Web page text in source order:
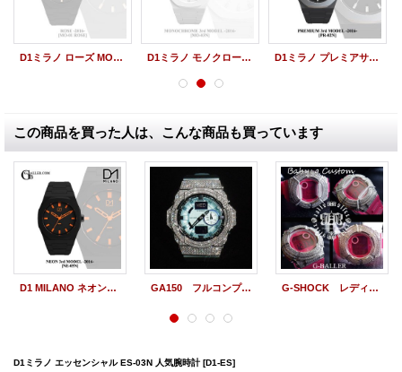
D1ミラノ ローズ MO-01ROSE 人気腕時計 D1ミラノ モノクローム MO-03N 人気腕時計 D1ミラノ プレミアサードモデル PR-02N 人気腕時計
この商品を買った人は、こんな商品も買っています
D1 MILANO ネオンサードモデル NE-05N 人気腕時計 GA150 フルコンプリートモデル ブルー×ホワイト カスタム，フルセット販売！！ウブロ メンズ腕時計 G-SHOCK レディース,KIDS 人気 腕時計，ウォッチ， G-SHOCK BABY-G
D1ミラノ エッセンシャル ES-03N 人気腕時計 [D1-ES]